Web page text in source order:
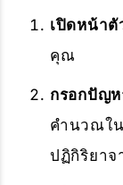
เปิดหน้าตั
คุณ
กรอกปัญห
คำนวณใ
ปฏิกิริยา